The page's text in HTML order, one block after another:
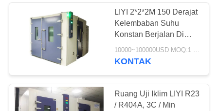
LIYI 2*2*2M 150 Derajat
Kelembaban Suhu
Konstan Berjalan Di
Ruang Uji
10000~100000USD MOQ:1 set
KONTAK
Ruang Uji Iklim LIYI R23
/ R404A, 3C / Min